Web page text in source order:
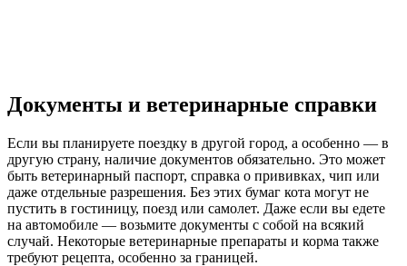
Документы и ветеринарные справки
Если вы планируете поездку в другой город, а особенно — в
другую страну, наличие документов обязательно. Это может
быть ветеринарный паспорт, справка о прививках, чип или
даже отдельные разрешения. Без этих бумаг кота могут не
пустить в гостиницу, поезд или самолет. Даже если вы едете
на автомобиле — возьмите документы с собой на всякий
случай. Некоторые ветеринарные препараты и корма также
требуют рецепта, особенно за границей.